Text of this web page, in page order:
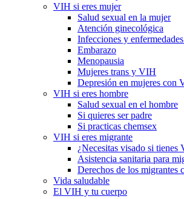
VIH si eres mujer
Salud sexual en la mujer
Atención ginecológica
Infecciones y
Embarazo
Menopausia
Mujeres trans y VIH
Depresión en mujeres con
VIH si eres hombre
Salud sexual en el hombre
Si quieres ser padre
Si practicas chemsex
VIH si eres migrante
¿Necesitas visado si tienes
Asistencia sanitaria para
Derechos de los migrantes
Vida saludable
El VIH y tu cuerpo